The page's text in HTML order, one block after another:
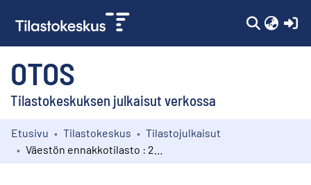
OTOS
Tilastokeskuksen julkaisut verkossa
Kokoelmat
Etusivu Tilastokeskus
Tilastojulkaisut